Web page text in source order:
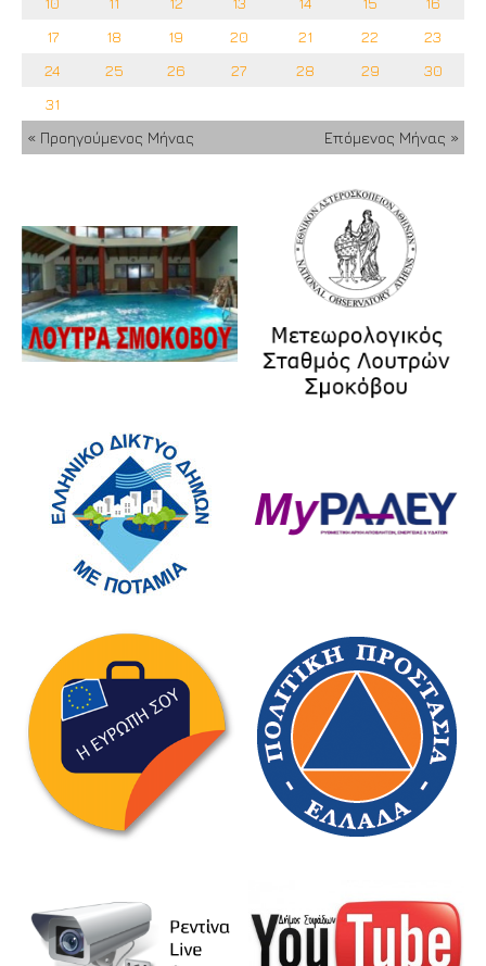
17
18 19 20 21 22
23
24
25 26 27 28 29
30
31
« Προηγούμενος Μήνας
Επόμενος Μήνας »